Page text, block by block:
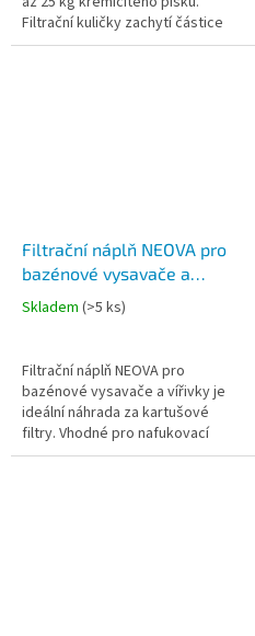
Filtrační kuličky zachytí částice
již od 1,5 mikronu (oproti
Filtrační náplň NEOVA pro
bazénové vysavače a
vířivky
Skladem (>5 ks)
Filtrační náplň NEOVA pro
bazénové vysavače a vířivky je
ideální náhrada za kartušové
filtry. Vhodné pro nafukovací
vířivky a automatické bazénové